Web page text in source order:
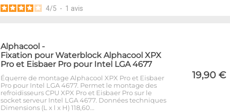
4/5 - 1 avis
Alphacool -
Fixation pour Waterblock Alphacool XPX
Pro et Eisbaer Pro pour Intel LGA 4677
Équerre de montage Alphacool XPX Pro et Eisbaer
Pro pour Intel LGA 4677. Permet le montage des
refroidisseurs CPU XPX Pro et Eisbaer Pro sur le
socket serveur Intel LGA 4677. Données techniques
Dimensions (L x l x H) 118,60…
19,90 €